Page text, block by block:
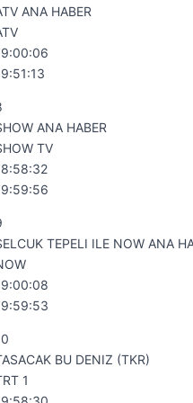
ANA HABER
ANA HABER
TV
TEPELI ILE NOW ANA
BU DENIZ (TKR)
1